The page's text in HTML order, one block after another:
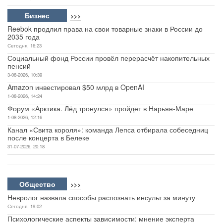
Бизнес >>>
Reebok продлил права на свои товарные знаки в России до
2035 года
Сегодня, 16:23
Социальный фонд России провёл перерасчёт накопительных
пенсий
3-08-2026, 10:39
Amazon инвестировал $50 млрд в OpenAI
1-08-2026, 14:24
Форум «Арктика. Лёд тронулся» пройдет в Нарьян-Маре
1-08-2026, 12:16
Канал «Свита короля»: команда Лепса отбирала собеседниц
после концерта в Белеке
31-07-2026, 20:18
Общество >>>
Невролог назвала способы распознать инсульт за минуту
Сегодня, 19:02
Психологические аспекты зависимости: мнение эксперта